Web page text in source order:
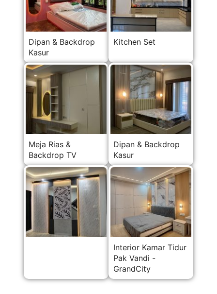
Dipan & Backdrop
Kasur
Kitchen Set
Meja Rias &
Backdrop TV
Dipan & Backdrop
Kasur
Interior Kamar Tidur
Pak Vandi -
GrandCity